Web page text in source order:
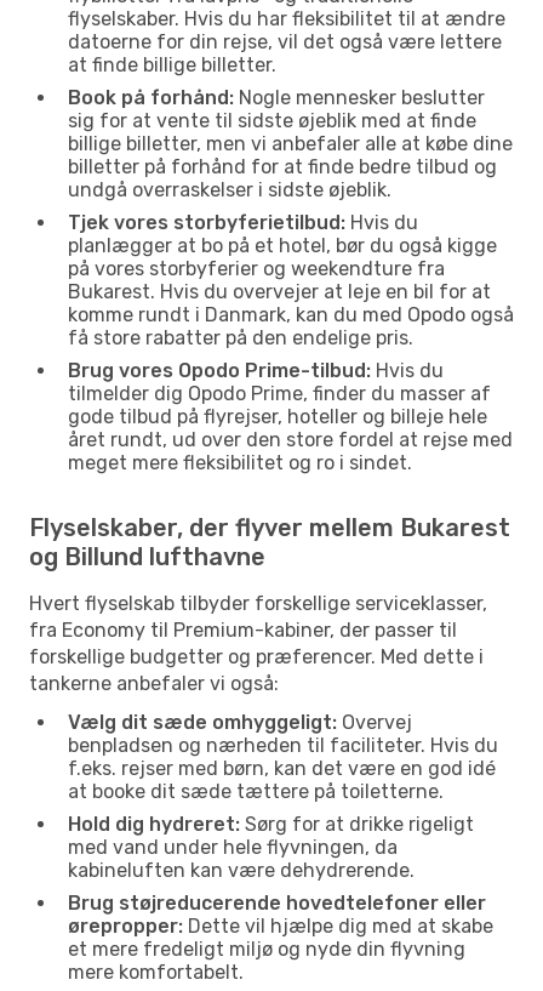
flyselskaber. Hvis du har fleksibilitet til at ændre
datoerne for din rejse, vil det også være lettere
at finde billige billetter.
Book på forhånd: Nogle mennesker beslutter
sig for at vente til sidste øjeblik med at finde
billige billetter, men vi anbefaler alle at købe dine
billetter på forhånd for at finde bedre tilbud og
undgå overraskelser i sidste øjeblik.
Tjek vores storbyferietilbud: Hvis du
planlægger at bo på et hotel, bør du også kigge
på vores storbyferier og weekendture fra
Bukarest. Hvis du overvejer at leje en bil for at
komme rundt i Danmark, kan du med Opodo også
få store rabatter på den endelige pris.
Brug vores Opodo Prime-tilbud: Hvis du
tilmelder dig Opodo Prime, finder du masser af
gode tilbud på flyrejser, hoteller og billeje hele
året rundt, ud over den store fordel at rejse med
meget mere fleksibilitet og ro i sindet.
Flyselskaber, der flyver mellem Bukarest
og Billund lufthavne
Hvert flyselskab tilbyder forskellige serviceklasser,
fra Economy til Premium-kabiner, der passer til
forskellige budgetter og præferencer. Med dette i
tankerne anbefaler vi også:
Vælg dit sæde omhyggeligt: Overvej
benpladsen og nærheden til faciliteter. Hvis du
f.eks. rejser med børn, kan det være en god idé
at booke dit sæde tættere på toiletterne.
Hold dig hydreret: Sørg for at drikke rigeligt
med vand under hele flyvningen, da
kabineluften kan være dehydrerende.
Brug støjreducerende hovedtelefoner eller
ørepropper: Dette vil hjælpe dig med at skabe
et mere fredeligt miljø og nyde din flyvning
mere komfortabelt.